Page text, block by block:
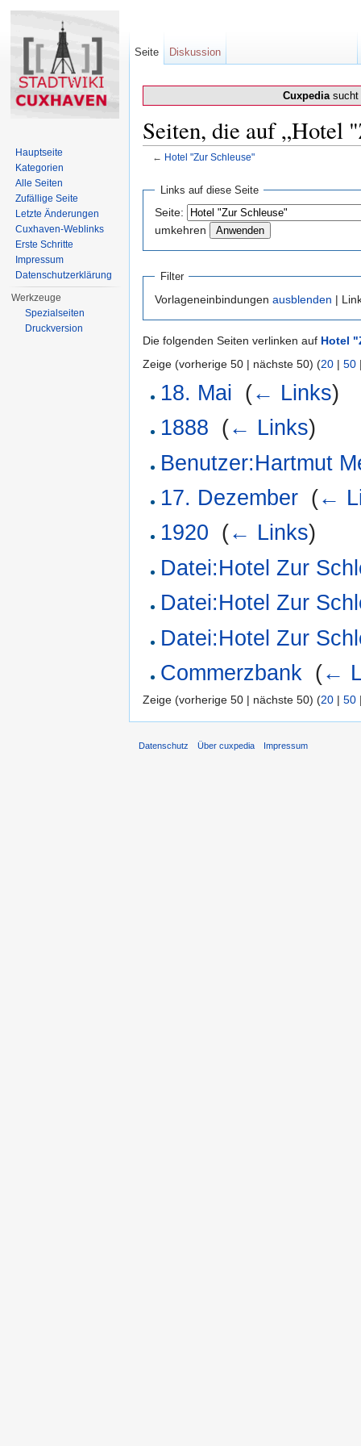
Cuxpediasucht
Seiten, die auf „Hotel
← Hotel "Zur Schleuse"
Links auf diese Seite
Seite:
umkehren
Filter
Vorlageneinbindungen ausblenden |
Die folgenden Seiten verlinken auf Hotel
Zeige (vorherige 50 | nächste 50) (20 | 50
18. Mai (← Links)
1888 (← Links)
Benutzer:Hartmut
17. Dezember (←
1920 (← Links)
Datei:Hotel Zur
Datei:Hotel Zur
Datei:Hotel Zur
Commerzbank (←
Zeige (vorherige 50 | nächste 50) (20 | 50
Seite Diskussion
Hauptseite
Kategorien
Alle Seiten
Zufällige Seite
Letzte Änderungen
Cuxhaven-Weblinks
Erste Schritte
Impressum
Datenschutzerklärung
Werkzeuge
Spezialseiten
Druckversion
Datenschutz Über cuxpedia Impressum